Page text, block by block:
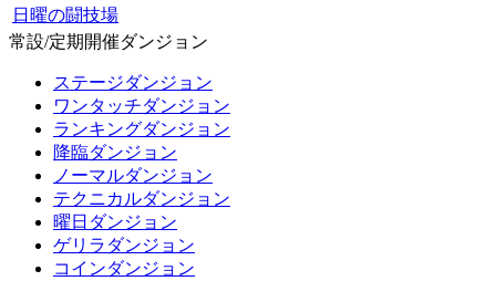
日曜の闘技場
常設/定期開催ダンジョン
ステージダンジョン
ワンタッチダンジョン
ランキングダンジョン
降臨ダンジョン
ノーマルダンジョン
テクニカルダンジョン
曜日ダンジョン
ゲリラダンジョン
コインダンジョン